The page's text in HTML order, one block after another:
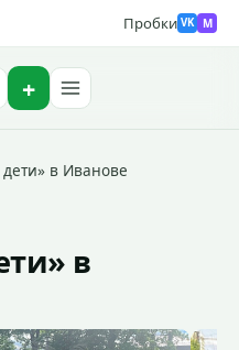
Пробки VK M
в Иванове
в